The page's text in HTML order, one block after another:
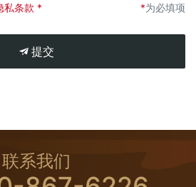
私条款 * *为必填项
提交
联系我们